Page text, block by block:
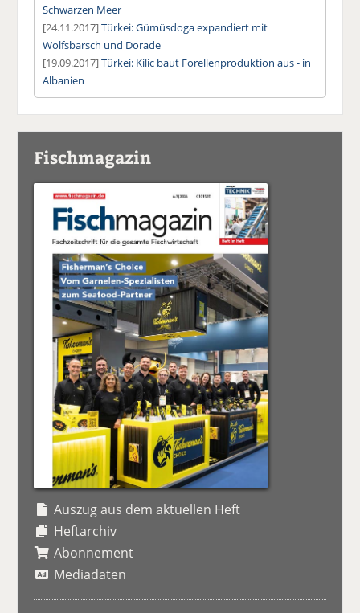
Schwarzen Meer
[24.11.2017]Türkei: Gümüsdoga expandiert mit
Wolfsbarsch und Dorade
[19.09.2017]Türkei: Kilic baut Forellenproduktion aus - in
Albanien
Fischmagazin
Auszug aus dem aktuellen Heft
Heftarchiv
Abonnement
Mediadaten